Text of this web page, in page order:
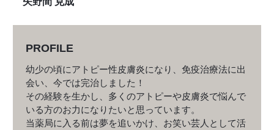
PROFILE
幼少の頃にアトピー性皮膚炎になり、免疫治療法に出
会い、今では完治しました！
その経験を生かし、多くのアトピーや皮膚炎で悩んで
いる方のお力になりたいと思っています。
当薬局に入る前は夢を追いかけ、お笑い芸人として活